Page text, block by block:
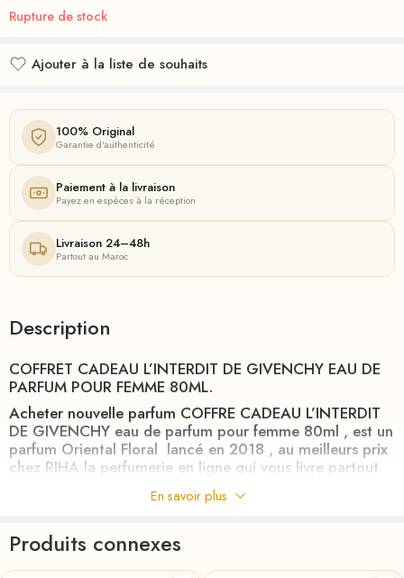
Rupture de stock
Ajouter à la liste de souhaits
100% Original
Garantie d'authenticité
Paiement à la livraison
Payez en espèces à la réception
Livraison 24–48h
Partout au Maroc
Description
COFFRET CADEAU L’INTERDIT DE GIVENCHY EAU DE
PARFUM POUR FEMME 80ML.
Acheter nouvelle parfum COFFRE CADEAU L’INTERDIT
DE GIVENCHY eau de parfum pour femme 80ml , est un
parfum Oriental Floral lancé en 2018 , au meilleurs prix
chez RIHA la perfumerie en ligne qui vous livre partout
Givenchy signe sa nouvelle fragrance: un hommage à
laisser interdire.
Une invitation à franchir ses propres limites et dépasser
En savoir plus
Produits connexes